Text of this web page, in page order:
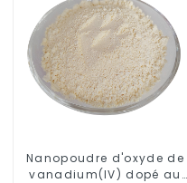
Nanopoudre d'oxyde de
vanadium(IV) dopé au